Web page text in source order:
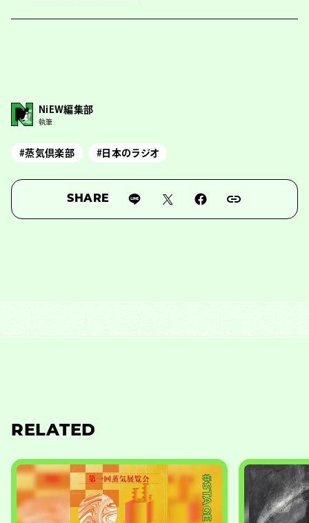
NiEW編集部
執筆
#蒸気倶楽部 #日本のラジオ
SHARE
RELATED
#STAGE